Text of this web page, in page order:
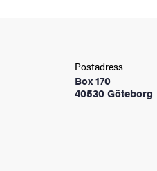
Postadress
Box 170
40530 Göteborg